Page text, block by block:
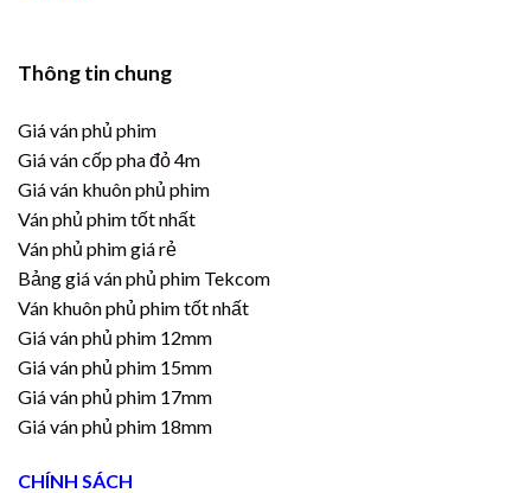
Thông tin chung
Giá ván phủ phim
Giá ván cốp pha đỏ 4m
Giá ván khuôn phủ phim
Ván phủ phim tốt nhất
Ván phủ phim giá rẻ
Bảng giá ván phủ phim Tekcom
Ván khuôn phủ phim tốt nhất
Giá ván phủ phim 12mm
Giá ván phủ phim 15mm
Giá ván phủ phim 17mm
Giá ván phủ phim 18mm
CHÍNH SÁCH